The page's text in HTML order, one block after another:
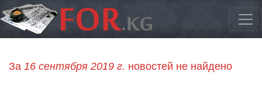
За 16 сентября 2019 г. новостей не найдено